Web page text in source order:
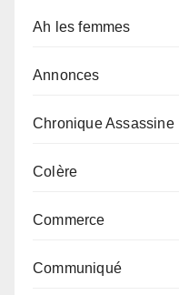
Ah les femmes
Annonces
Chronique Assassine
Colère
Commerce
Communiqué